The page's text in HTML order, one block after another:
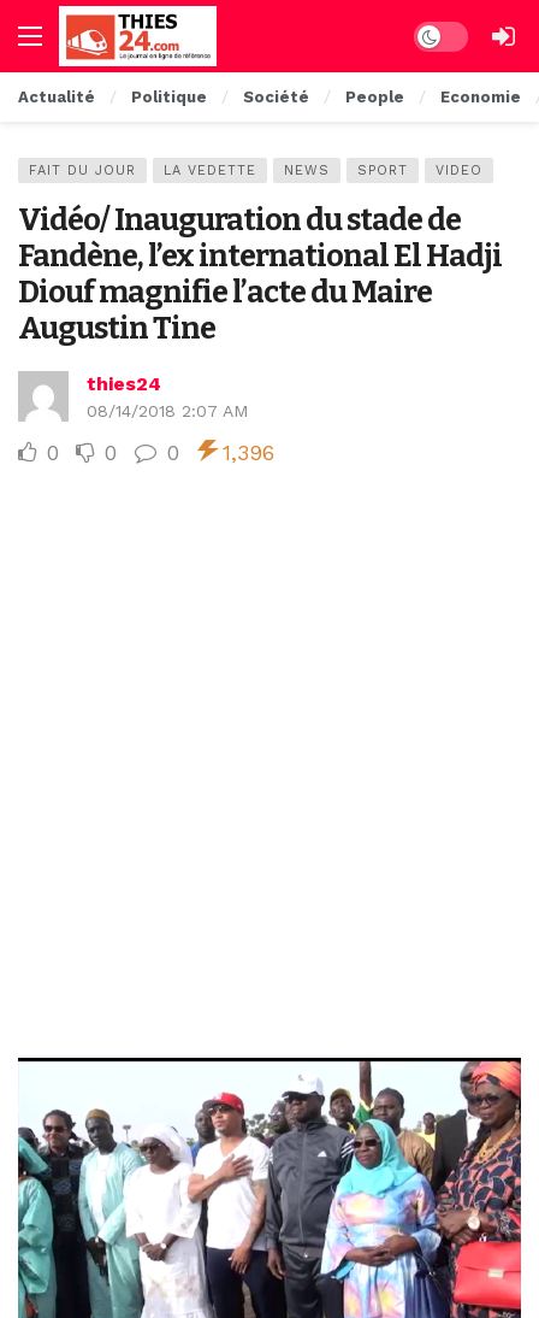
Dark mode
Actualité Politique Société People Economie
FAIT DU JOUR LA VEDETTE NEWS SPORT VIDEO
Vidéo/ Inauguration du stade de
Fandène, l’ex international El Hadji
Diouf magnifie l’acte du Maire
Augustin Tine
thies24
08/14/2018 2:07 AM
0 0 0 1,396